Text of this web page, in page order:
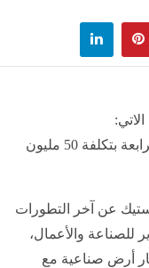
"عسق" تكشف عن تفاصيل مشروع التوسعة الرابعة بتكلفة 50 مليون
عن آخر التطورات
للصناعة والأعمال،
أرض صناعية مع